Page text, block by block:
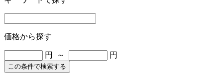
価格から探す
円 ～ 円
この条件で検索する